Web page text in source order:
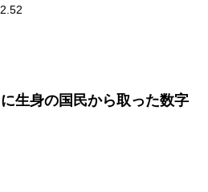
生身の国民から取った数字